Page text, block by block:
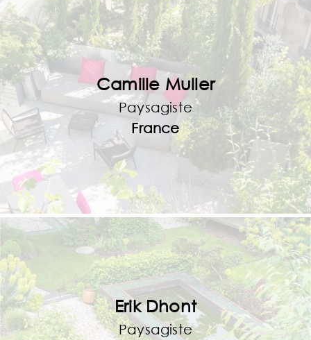
Camille Muller
Paysagiste
France
Erik Dhont
Paysagiste